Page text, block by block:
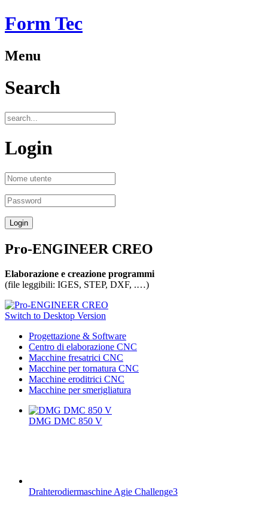
Form Tec
Menu
Search
Login
Pro-ENGINEER CREO
Elaborazione e creazione programmi
(file leggibili: IGES, STEP, DXF, .…)
Switch to Desktop Version
Progettazione & Software
Centro di elaborazione CNC
Macchine fresatrici CNC
Macchine per tornatura CNC
Macchine eroditrici CNC
Macchine per smerigliatura
DMG DMC 850 V
Drahterodiermaschine Agie Challenge3